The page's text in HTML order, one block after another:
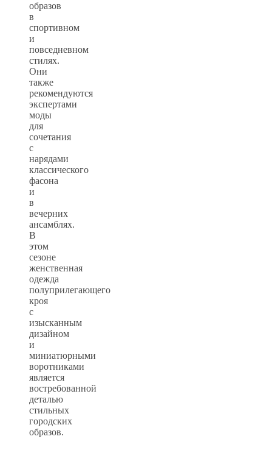
образов
в
спортивном
и
повседневном
стилях.
Они
также
рекомендуются
экспертами
моды
для
сочетания
с
нарядами
классического
фасона
и
в
вечерних
ансамблях.
В
этом
сезоне
женственная
одежда
полуприлегающего
кроя
с
изысканным
дизайном
и
миниатюрными
воротниками
является
востребованной
деталью
стильных
городских
образов.